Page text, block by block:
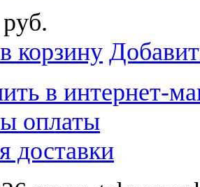
корзину
в интернет-
оплаты
доставки